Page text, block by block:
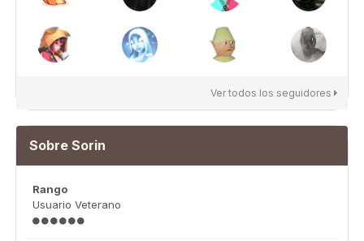
Ver todos los seguidores
Sobre Sorin
Rango
Usuario Veterano